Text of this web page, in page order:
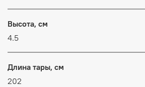
Высота, см
4.5
Длина тары, см
202